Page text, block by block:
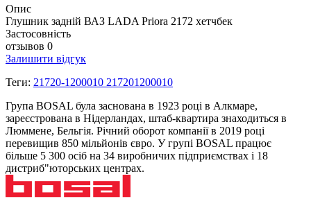
Опис
Глушник задній ВАЗ LADA Priora 2172 хетчбек
Застосовність
отзывов 0
Залишити відгук
Теги: 21720-1200010 217201200010
Група BOSAL була заснована в 1923 році в Алкмаре,
зареєстрована в Нідерландах, штаб-квартира знаходиться в
Люммене, Бельгія. Річний оборот компанії в 2019 році
перевищив 850 мільйонів євро. У групі BOSAL працює
більше 5 300 осіб на 34 виробничих підприємствах і 18
дистриб"юторських центрах.